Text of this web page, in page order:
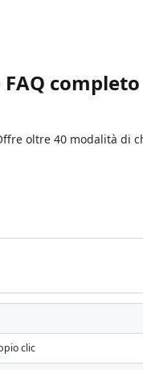
completo
oltre 40 modalità di
clic